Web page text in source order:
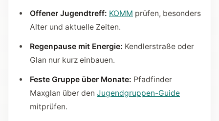
Offener Jugendtreff: KOMM prüfen, besonders
Alter und aktuelle Zeiten.
Regenpause mit Energie: Kendlerstraße oder
Glan nur kurz einbauen.
Feste Gruppe über Monate: Pfadfinder
Maxglan über den Jugendgruppen-Guide
mitprüfen.